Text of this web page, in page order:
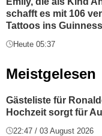
schafft es mit 106
Tattoos ins
Heute 05:37
Meistgelesen
Gästeliste für
Hochzeit sorgt für
22:47 / 03 August 2026